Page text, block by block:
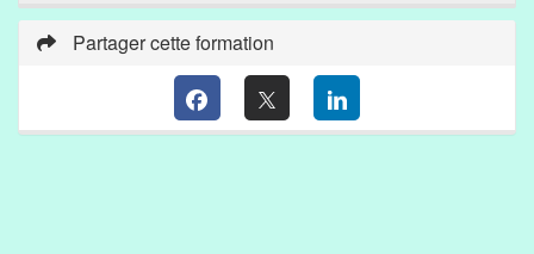
Partager cette formation